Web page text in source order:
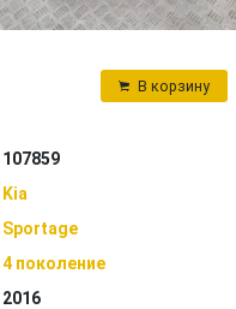
В корзину
107859
Kia
Sportage
4 поколение
2016